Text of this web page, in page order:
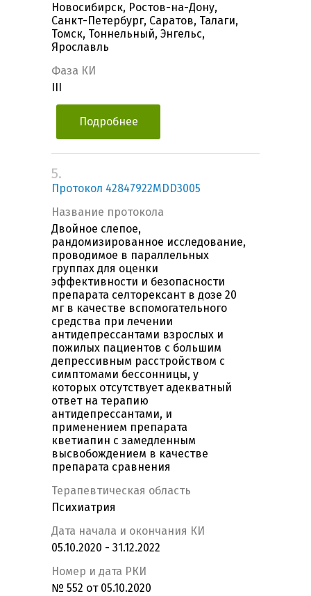
Новосибирск, Ростов-на-Дону,
Санкт-Петербург, Саратов, Талаги,
Томск, Тоннельный, Энгельс,
Ярославль
Фаза КИ
Подробнее
5.
Протокол 42847922MDD3005
Название протокола
Двойное слепое,
рандомизированное исследование,
проводимое в параллельных
группах для оценки
эффективности и безопасности
препарата селторексант в дозе 20
мг в качестве вспомогательного
средства при лечении
антидепрессантами взрослых и
пожилых пациентов с большим
депрессивным расстройством с
симптомами бессонницы, у
которых отсутствует адекватный
ответ на терапию
антидепрессантами, и
применением препарата
кветиапин с замедленным
высвобождением в качестве
препарата сравнения
Терапевтическая область
Психиатрия
Дата начала и окончания КИ
05.10.2020 - 31.12.2022
Номер и дата РКИ
№ 552 от 05.10.2020